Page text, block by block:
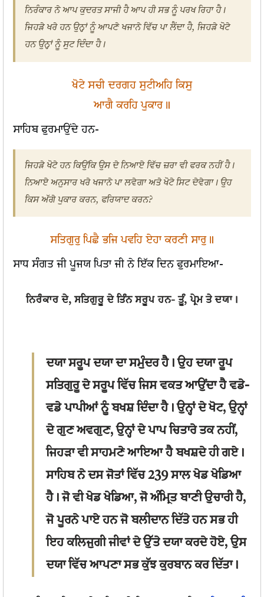
ਨਿਰੰਕਾਰ ਨੇ ਆਪ ਕੁਦਰਤ ਸਾਜੀ ਹੈ ਆਪ ਹੀ ਸਭ ਨੂੰ ਪਰਖ ਰਿਹਾ ਹੈ।
ਜਿਹੜੇ ਖਰੇ ਹਨ ਉਨ੍ਹਾਂ ਨੂੰ ਆਪਣੇ ਖਜਾਨੇ ਵਿੱਚ ਪਾ ਲੈਂਦਾ ਹੈ, ਜਿਹੜੇ ਖੋਟੇ
ਹਨ ਉਨ੍ਹਾਂ ਨੂੰ ਸੁਟ ਦਿੰਦਾ ਹੈ।
ਖੋਟੇ ਸਚੀ ਦਰਗਹ ਸੁਟੀਅਹਿ ਕਿਸੁ
ਆਗੈ ਕਰਹਿ ਪੁਕਾਰ॥
ਸਾਹਿਬ ਫੁਰਮਾਉਂਦੇ ਹਨ-
ਜਿਹੜੇ ਖੋਟੇ ਹਨ ਕਿਉਂਕਿ ਉਸ ਦੇ ਨਿਆਏ ਵਿੱਚ ਜ਼ਰਾ ਵੀ ਫਰਕ ਨਹੀਂ ਹੈ।
ਨਿਆਏ ਅਨੁਸਾਰ ਖਰੇ ਖਜਾਨੇ ਪਾ ਲਵੇਗਾ ਅਤੇ ਖੋਟੇ ਸਿਟ ਦੇਵੇਗਾ। ਉਹ
ਕਿਸ ਅੱਗੇ ਪੁਕਾਰ ਕਰਨ, ਫਰਿਯਾਦ ਕਰਨ?
ਸਤਿਗੁਰੁ ਪਿਛੈ ਭਜਿ ਪਵਹਿ ਏਹਾ ਕਰਣੀ ਸਾਰੁ॥
ਸਾਧ ਸੰਗਤ ਜੀ ਪੂਜਯ ਪਿਤਾ ਜੀ ਨੇ ਇੱਕ ਦਿਨ ਫੁਰਮਾਇਆ-
ਨਿਰੰਕਾਰ ਦੇ, ਸਤਿਗੁਰੂ ਦੇ ਤਿੰਨ ਸਰੂਪ ਹਨ-ਤੂੰ, ਪ੍ਰੇਮ ਤੇ ਦਯਾ।
ਦਯਾ ਸਰੂਪ ਦਯਾ ਦਾ ਸਮੁੰਦਰ ਹੈ। ਉਹ ਦਯਾ ਰੂਪ
ਸਤਿਗੁਰੂ ਦੇ ਸਰੂਪ ਵਿੱਚ ਜਿਸ ਵਕਤ ਆਉਂਦਾ ਹੈ ਵਡੇ-
ਵਡੇ ਪਾਪੀਆਂ ਨੂੰ ਬਖਸ਼ ਦਿੰਦਾ ਹੈ। ਉਨ੍ਹਾਂ ਦੇ ਖੋਟ, ਉਨ੍ਹਾਂ
ਦੇ ਗੁਣ ਅਵਗੁਣ, ਉਨ੍ਹਾਂ ਦੇ ਪਾਪ ਚਿਤਾਰੇ ਤਕ ਨਹੀਂ,
ਜਿਹੜਾ ਵੀ ਸਾਹਮਣੇ ਆਇਆ ਹੈ ਬਖਸ਼ਦੇ ਹੀ ਗਏ।
ਸਾਹਿਬ ਨੇ ਦਸ ਜੋਤਾਂ ਵਿੱਚ 239 ਸਾਲ ਖੇਡ ਖੇਡਿਆ
ਹੈ। ਜੋ ਵੀ ਖੇਡ ਖੇਡਿਆ, ਜੋ ਅੰਮ੍ਰਿਤ ਬਾਣੀ ਉਚਾਰੀ ਹੈ,
ਜੋ ਪੂਰਨੇ ਪਾਏ ਹਨ ਜੋ ਬਲੀਦਾਨ ਦਿੱਤੇ ਹਨ ਸਭ ਹੀ
ਇਹ ਕਲਿਜੁਗੀ ਜੀਵਾਂ ਦੇ ਉੱਤੇ ਦਯਾ ਕਰਦੇ ਹੋਏ, ਉਸ
ਦਯਾ ਵਿੱਚ ਆਪਣਾ ਸਭ ਕੁੱਝ ਕੁਰਬਾਨ ਕਰ ਦਿੱਤਾ।